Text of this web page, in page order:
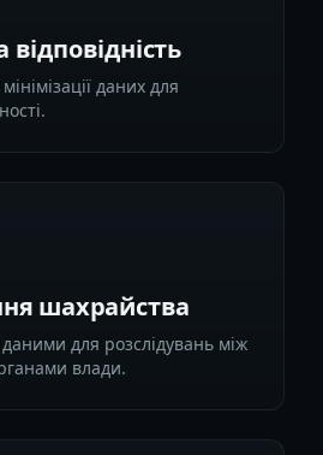
даних для
шахрайства
для розслідувань між
влади.